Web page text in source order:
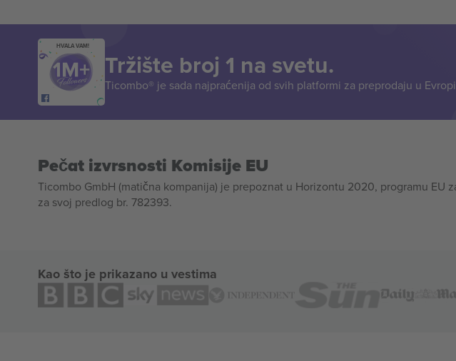
HVALA VAM!
Tržište broj 1 na svetu.
Ticombo® je sada najpraćenija od svih platformi za preprodaju u
Pečat izvrsnosti Komisije EU
Ticombo GmbH (matična kompanija) je prepoznat u Horizontu 2020, programu EU
za svoj predlog br. 782393.
Kao što je prikazano u vestima